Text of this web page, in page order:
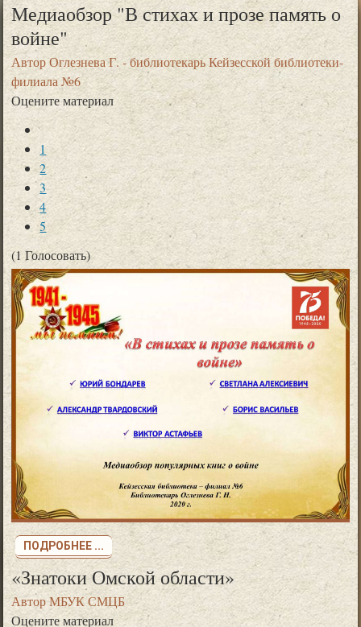
Пушкинская карта
Как получить. Где и как использовать.
Медиаобзор "В стихах и прозе память о
войне"
АвторОглезнева Г. - библиотекарь Кейзесской библиотеки-
филиала №6
Оцените материал
1
2
3
4
5
(1 Голосовать)
ПОДРОБНЕЕ ...
«Знатоки Омской области»
АвторМБУК СМЦБ
Оцените материал